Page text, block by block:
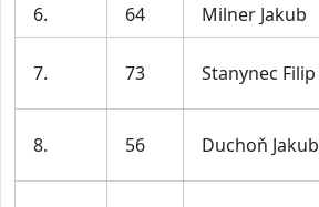
6. 64 Milner Jakub
7. 73 Stanynec Filip
8. 56 Duchoň Jakub